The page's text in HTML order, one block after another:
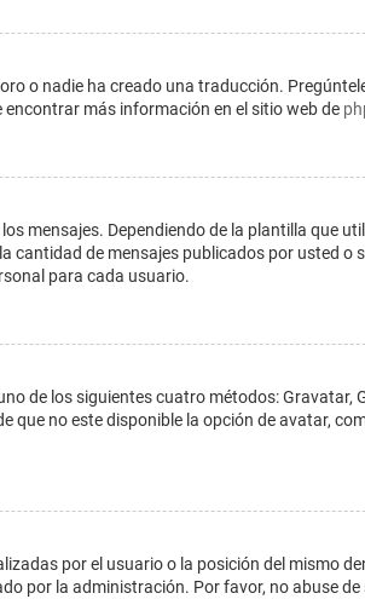
o nadie ha creado una traducción.
encontrar más información en el sitio web de
mensajes. Dependiendo de la plantilla que
cantidad de mensajes publicados por usted o
para cada usuario.
de los siguientes cuatro métodos: Gravatar,
que no este disponible la opción de avatar,
por el usuario o la posición del mismo
por la administración. Por favor, no abuse